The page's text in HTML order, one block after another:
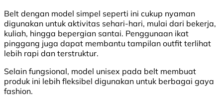
Belt dengan model simpel seperti ini cukup nyaman
digunakan untuk aktivitas sehari-hari, mulai dari bekerja,
kuliah, hingga bepergian santai. Penggunaan ikat
pinggang juga dapat membantu tampilan outfit terlihat
lebih rapi dan terstruktur.
Selain fungsional, model unisex pada belt membuat
produk ini lebih fleksibel digunakan untuk berbagai gaya
fashion.